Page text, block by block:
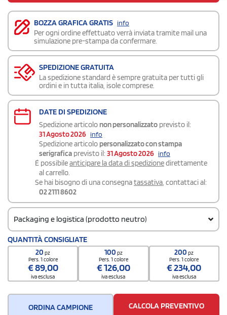
BOZZA GRAFICA GRATIS info
Per ogni ordine effettuato verrà inviata tramite mail una
simulazione pre-stampa da confermare.
SPEDIZIONE GRATUITA
La spedizione standard è sempre gratuita per tutti gli
ordini e in tutta italia, isole comprese.
DATE DI SPEDIZIONE
Spedizione articolo non personalizzato previsto il:
31 Agosto 2026 info
Spedizione articolo personalizzato con stampa
serigrafica previsto il: 31 Agosto 2026 info
É possibileanticipare la data di spedizionedirettamente
al carrello.
Se hai bisogno di una consegnatassativa, contattaci al:
02 2111 8602
Packaging e logistica (prodotto neutro)
Codice doganale
420299009000000
Quantità per confezione
Quantità per scatola
100
QUANTITÀ CONSIGLIATE
20pz
Pers. 1 colore
€89,00
iva esclusa
100 pz
Pers. 1 colore
€126,00
iva esclusa
200pz
Pers. 1 colore
€234,00
iva esclusa
ORDINA CAMPIONE
CALCOLA PREVENTIVO